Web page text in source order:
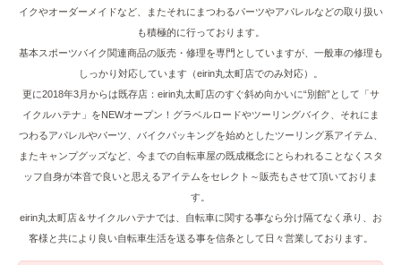
イクやオーダーメイドなど、またそれにまつわるパーツやアパレルなどの取り扱い
も積極的に行っております。
基本スポーツバイク関連商品の販売・修理を専門としていますが、一般車の修理も
しっかり対応しています（eirin丸太町店でのみ対応）。
更に2018年3月からは既存店：eirin丸太町店のすぐ斜め向かいに“別館”として「サ
イクルハテナ」をNEWオープン！グラベルロードやツーリングバイク、それにま
つわるアパレルやパーツ、バイクパッキングを始めとしたツーリング系アイテム、
またキャンプグッズなど、今までの自転車屋の既成概念にとらわれることなくスタ
ッフ自身が本音で良いと思えるアイテムをセレクト～販売もさせて頂いておりま
す。
eirin丸太町店＆サイクルハテナでは、自転車に関する事なら分け隔てなく承り、お
客様と共により良い自転車生活を送る事を信条として日々営業しております。